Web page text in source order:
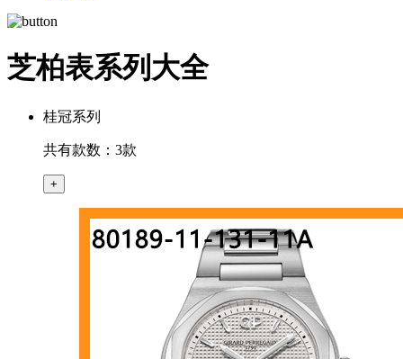
芝柏表系列大全
桂冠系列
共有款数：3款
+